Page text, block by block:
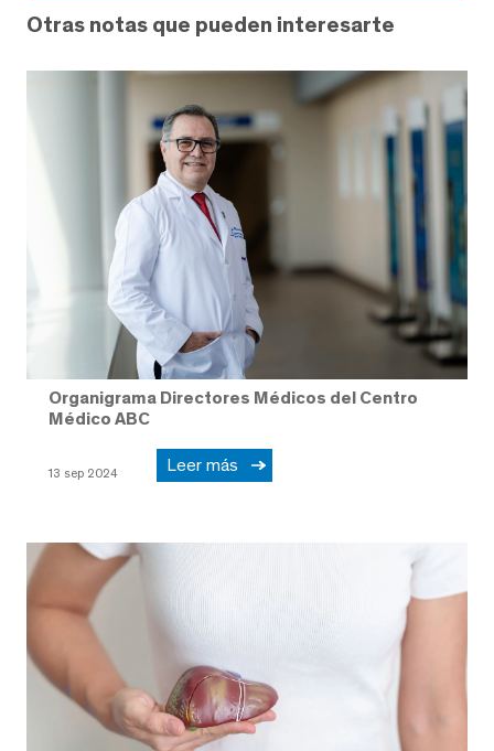
Otras notas que pueden interesarte
Organigrama Directores Médicos del Centro
Médico ABC
13 sep 2024 Leer más